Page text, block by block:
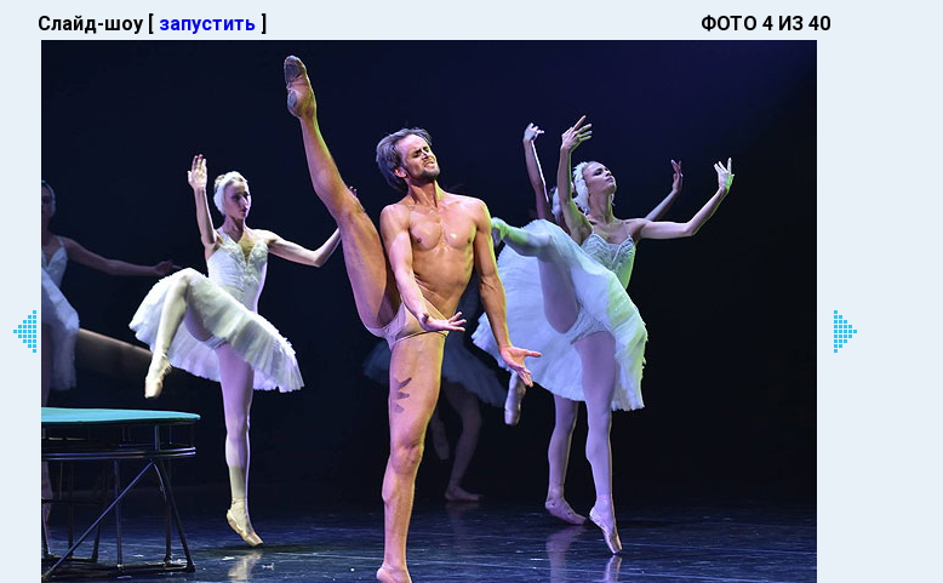
Слайд-шоу [ запустить ] ФОТО 4 ИЗ 40